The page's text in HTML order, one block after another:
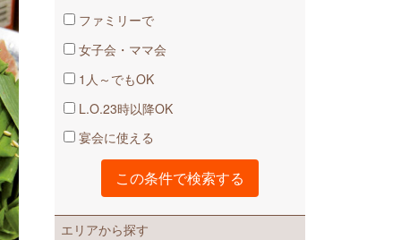
ファミリーで
女子会・ママ会
1人～でもOK
L.O.23時以降OK
宴会に使える
エリアから探す